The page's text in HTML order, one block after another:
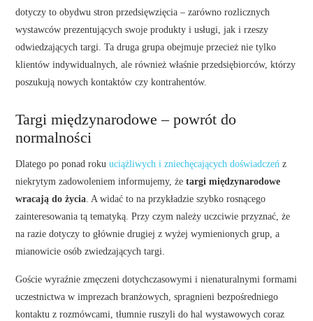
dotyczy to obydwu stron przedsięwzięcia – zarówno rozlicznych
wystawców prezentujących swoje produkty i usługi, jak i rzeszy
odwiedzających targi. Ta druga grupa obejmuje przecież nie tylko
klientów indywidualnych, ale również właśnie przedsiębiorców, którzy
poszukują nowych kontaktów czy kontrahentów.
Targi międzynarodowe – powrót do
normalności
Dlatego po ponad rokuuciążliwych i zniechęcających doświadczeń z
niekrytym zadowoleniem informujemy, żetargi międzynarodowe
wracają do życia . A widać to na przykładzie szybko rosnącego
zainteresowania tą tematyką. Przy czym należy uczciwie przyznać, że
na razie dotyczy to głównie drugiej z wyżej wymienionych grup, a
mianowicie osób zwiedzających targi.
Goście wyraźnie zmęczeni dotychczasowymi i nienaturalnymi formami
uczestnictwa w imprezach branżowych, spragnieni bezpośredniego
kontaktu z rozmówcami, tłumnie ruszyli do hal wystawowych coraz